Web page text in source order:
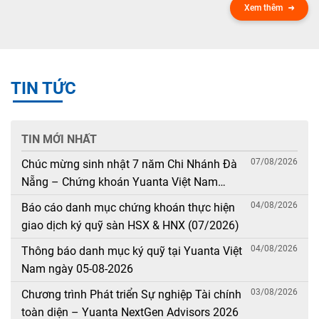
Xem thêm
TIN TỨC
TIN MỚI NHẤT
Chúc mừng sinh nhật 7 năm Chi Nhánh Đà
Nẵng – Chứng khoán Yuanta Việt Nam
(08/08/2019 – 08/08/2026)
07/08/2026
Báo cáo danh mục chứng khoán thực hiện
giao dịch ký quỹ sàn HSX & HNX (07/2026)
04/08/2026
Thông báo danh mục ký quỹ tại Yuanta Việt
Nam ngày 05-08-2026
04/08/2026
Chương trình Phát triển Sự nghiệp Tài chính
toàn diện – Yuanta NextGen Advisors 2026
03/08/2026